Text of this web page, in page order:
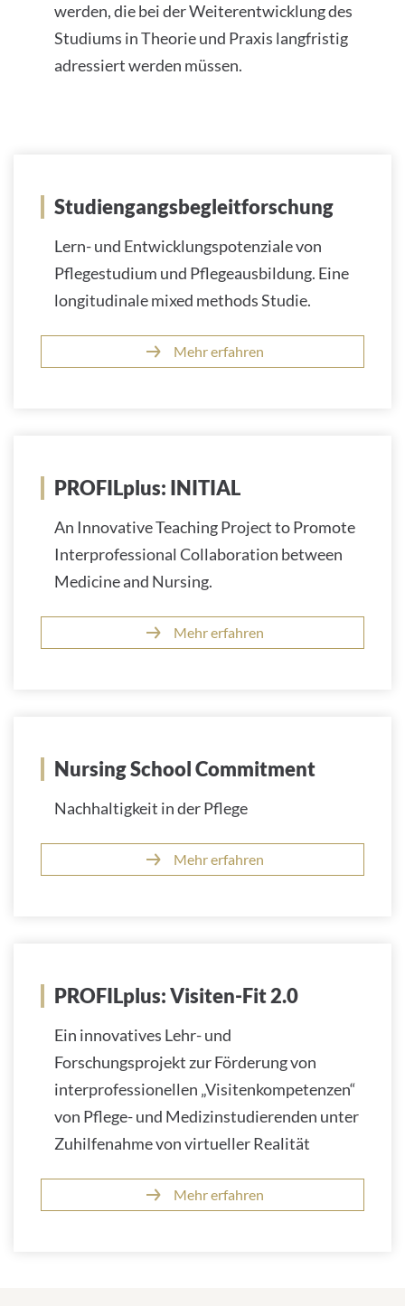
werden, die bei der Weiterentwicklung des
Studiums in Theorie und Praxis langfristig
adressiert werden müssen.
Studiengangsbegleitforschung
Lern- und Entwicklungspotenziale von
Pflegestudium und Pflegeausbildung. Eine
longitudinale mixed methods Studie.
Mehr erfahren
PROFILplus: INITIAL
An Innovative Teaching Project to Promote
Interprofessional Collaboration between
Medicine and Nursing.
Mehr erfahren
Nursing School Commitment
Nachhaltigkeit in der Pflege
Mehr erfahren
PROFILplus: Visiten-Fit 2.0
Ein innovatives Lehr- und
Forschungsprojekt zur Förderung von
interprofessionellen „Visitenkompetenzen“
von Pflege- und Medizinstudierenden unter
Zuhilfenahme von virtueller Realität
Mehr erfahren